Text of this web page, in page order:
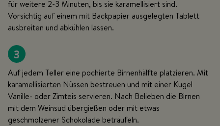
für weitere 2-3 Minuten, bis sie karamellisiert sind.
Vorsichtig auf einem mit Backpapier ausgelegten Tablett
ausbreiten und abkühlen lassen.
3
Auf jedem Teller eine pochierte Birnenhälfte platzieren. Mit
karamellisierten Nüssen bestreuen und mit einer Kugel
Vanille- oder Zimteis servieren. Nach Belieben die Birnen
mit dem Weinsud übergießen oder mit etwas
geschmolzener Schokolade beträufeln.